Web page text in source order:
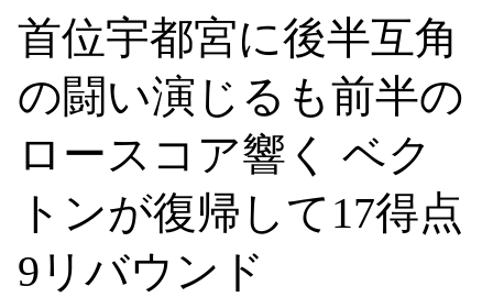
首位宇都宮に後半互角
の闘い演じるも前半の
ロースコア響く ベク
トンが復帰して17得点
9リバウンド